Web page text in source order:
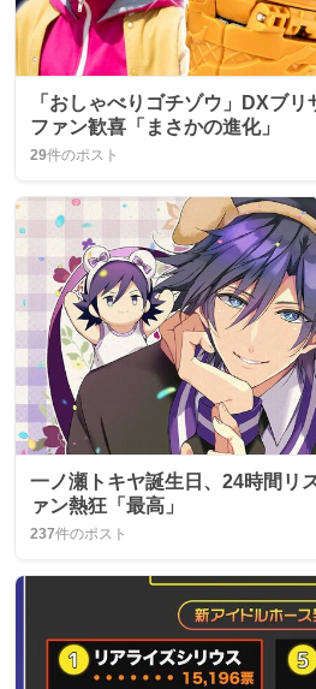
「おしゃべりゴチゾウ」DXブ
ファン歓喜「まさかの進化」
29件のポスト
一ノ瀬トキヤ誕生日、24時間リ
ァン熱狂「最高」
237件のポスト